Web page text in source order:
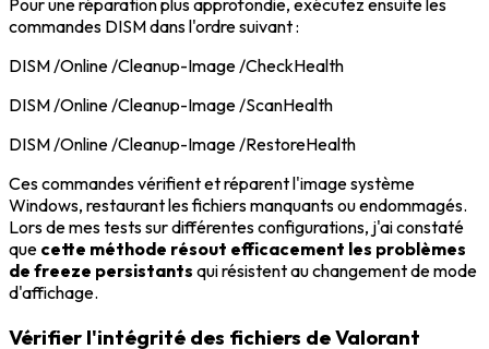
Pour une réparation plus approfondie, exécutez ensuite les
commandes DISM dans l'ordre suivant :
DISM /Online /Cleanup-Image /CheckHealth
DISM /Online /Cleanup-Image /ScanHealth
DISM /Online /Cleanup-Image /RestoreHealth
Ces commandes vérifient et réparent l'image système
Windows, restaurant les fichiers manquants ou endommagés.
Lors de mes tests sur différentes configurations, j'ai constaté
que cette méthode résout efficacement les problèmes
de freeze persistants qui résistent au changement de mode
d'affichage.
Vérifier l'intégrité des fichiers de Valorant